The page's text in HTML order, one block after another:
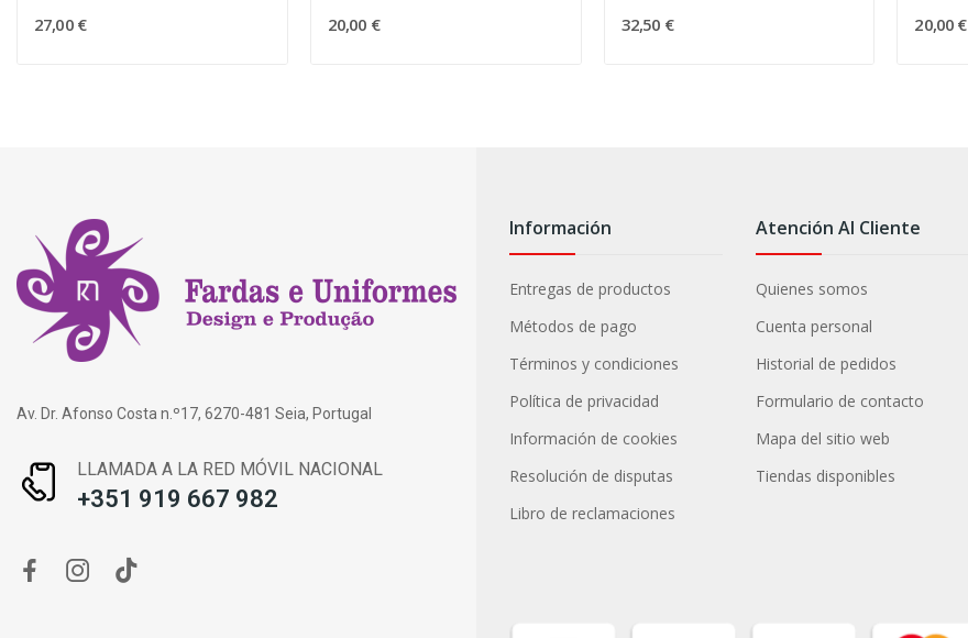
27,00 € 20,00 € 32,50 € 20,00 €
Av. Dr. Afonso Costa n.º17, 6270-481 Seia, Portugal
LLAMADA A LA RED MÓVIL NACIONAL
+351 919 667 982
Información
Entregas de productos
Métodos de pago
Términos y condiciones
Política de privacidad
Información de cookies
Resolución de disputas
Libro de reclamaciones
Atención Al Cliente
Quienes somos
Cuenta personal
Historial de pedidos
Formulario de contacto
Mapa del sitio web
Tiendas disponibles